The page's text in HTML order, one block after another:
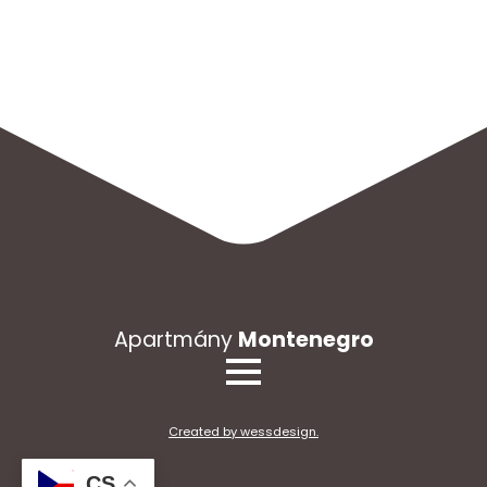
Apartmány Montenegro
Created by wessdesign.